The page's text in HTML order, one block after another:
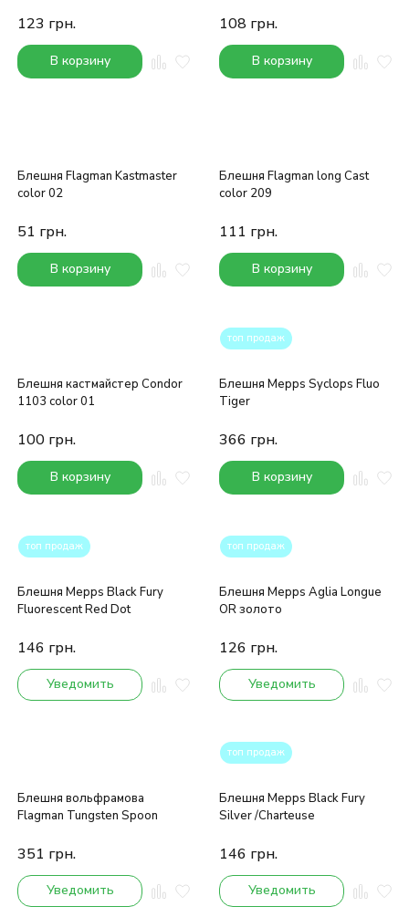
123 грн.
В корзину
108 грн.
В корзину
Блешня Flagman Kastmaster
color 02
51 грн.
В корзину
Блешня Flagman long Cast
color 209
111 грн.
В корзину
Блешня кастмайстер Condor
1103 color 01
100 грн.
В корзину
топ продаж
Блешня Mepps Syclops Fluo
Tiger
366 грн.
В корзину
топ продаж
Блешня Mepps Black Fury
Fluorescent Red Dot
146 грн.
Уведомить
топ продаж
Блешня Mepps Aglia Longue
OR золото
126 грн.
Уведомить
Блешня вольфрамова
Flagman Tungsten Spoon
351 грн.
Уведомить
топ продаж
Блешня Mepps Black Fury
Silver /Charteuse
146 грн.
Уведомить